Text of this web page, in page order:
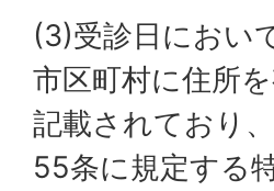
(3)受診日におい
市区町村に住所
記載されており
55条に規定する